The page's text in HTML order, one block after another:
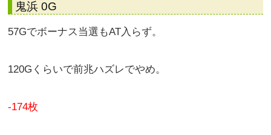
鬼浜 0G
57Gでボーナス当選もAT入らず。
120Gくらいで前兆ハズレでやめ。
-174枚